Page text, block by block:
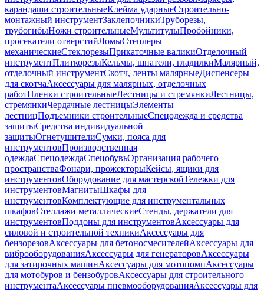
карандаши строительныеКлейма ударныеСтроительно-
монтажный инструментЗаклепочникиТруборезы,
трубогибыНожи строительныеМультитулыПробойники,
просекатели отверстийЛомыСтеплеры
механическиеСтеклорезыПрикаточные валикиОтделочный
инструментПлиткорезыКельмы, шпатели, гладилкиМалярный,
отделочный инструментСкотч, ленты малярныеДиспенсеры
для скотчаАксессуары для малярных, отделочных
работПленки строительныеЛестницы и стремянкиЛестницы,
стремянкиЧердачные лестницыЭлементы
лестницПодъемники строительныеСпецодежда и средства
защитыСредства индивидуальной
защитыОгнетушителиСумки, пояса для
инструментовПроизводственная
одеждаСпецодеждаСпецобувьОрганизация рабочего
пространстваФонари, прожекторыКейсы, ящики для
инструментовОборудование для мастерскойТележки для
инструментовМагнитыШкафы для
инструментовКомплектующие для инструментальных
шкафовСтеллажи металлическиеСтенды, держатели для
инструментовПоддоны для инструментовАксессуары для
силовой и строительной техникиАксессуары для
бензорезовАксессуары для бетоносмесителейАксессуары для
виброоборудованияАксессуары для генераторовАксессуары
для затирочных машинАксессуары для мотопомпАксессуары
для мотобуров и бензобуровАксессуары для строительного
инструментаАксессуары пневмооборудованияАксессуары для